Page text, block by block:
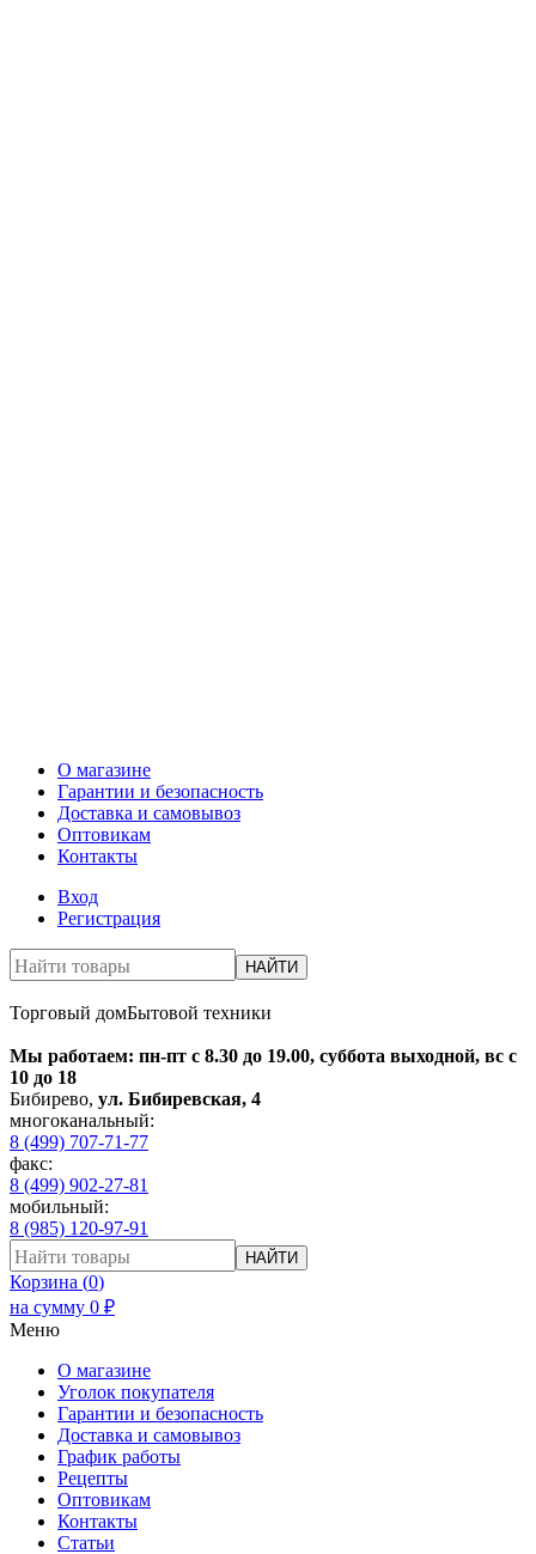
О магазине
Гарантии и безопасность
Доставка и самовывоз
Оптовикам
Контакты
Вход
Регистрация
НАЙТИ
Торговый домБытовой техники
Мы работаем: пн-пт с 8.30 до 19.00, суббота выходной, вс с
10 до 18
Бибирево, ул. Бибиревская, 4
многоканальный:
8 (499) 707-71-77
факс:
8 (499) 902-27-81
мобильный:
8 (985) 120-97-91
НАЙТИ
Корзина (0)
на сумму 0 ₽
Меню
О магазине
Уголок покупателя
Гарантии и безопасность
Доставка и самовывоз
График работы
Рецепты
Оптовикам
Контакты
Статьи